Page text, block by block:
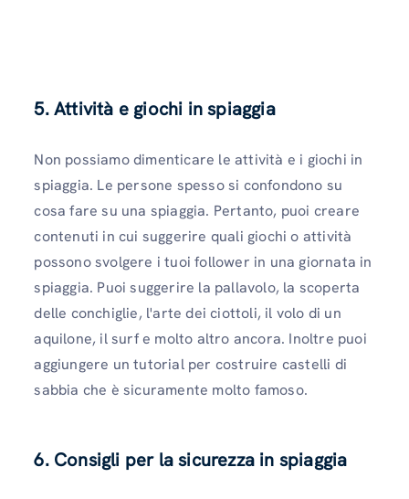
5. Attività e giochi in spiaggia
Non possiamo dimenticare le attività e i giochi in
spiaggia. Le persone spesso si confondono su
cosa fare su una spiaggia. Pertanto, puoi creare
contenuti in cui suggerire quali giochi o attività
possono svolgere i tuoi follower in una giornata in
spiaggia. Puoi suggerire la pallavolo, la scoperta
delle conchiglie, l'arte dei ciottoli, il volo di un
aquilone, il surf e molto altro ancora. Inoltre puoi
aggiungere un tutorial per costruire castelli di
sabbia che è sicuramente molto famoso.
6. Consigli per la sicurezza in spiaggia